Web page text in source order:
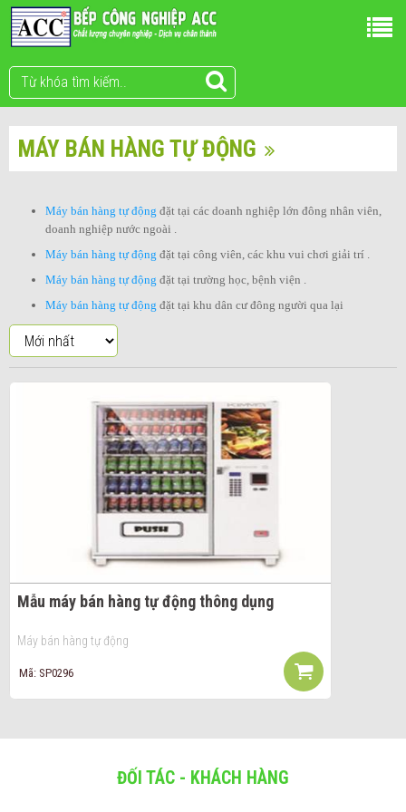
MÁY BÁN HÀNG TỰ ĐỘNG
Máy bán hàng tự động đặt tại các doanh nghiệp lớn đông nhân viên,
doanh nghiệp nước ngoài .
Máy bán hàng tự động đặt tại công viên, các khu vui chơi giải trí .
Máy bán hàng tự động đặt tại trường học, bệnh viện .
Máy bán hàng tự động đặt tại khu dân cư đông người qua lại
Mẫu máy bán hàng tự động thông dụng
Máy bán hàng tự động
Mã: SP0296
ĐỐI TÁC - KHÁCH HÀNG